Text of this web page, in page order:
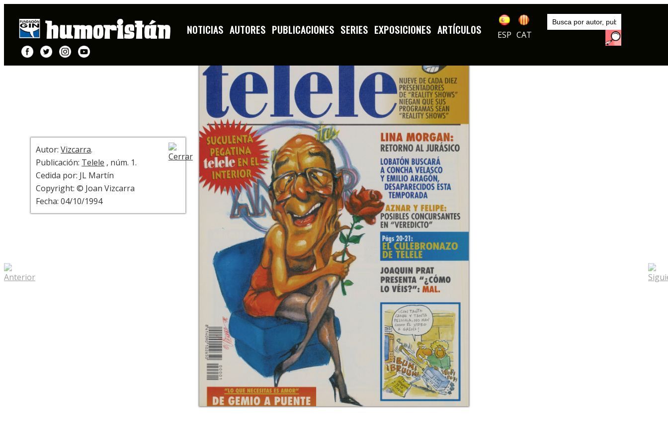
NOTICIAS AUTORES PUBLICACIONES SERIES EXPOSICIONES ARTÍCULOS ESP CAT
+ INFO
Autor:Vizcarra.
Publicación: Telele , núm. 1.
Cedida por: JL Martín
Copyright: © Joan Vizcarra
Fecha: 04/10/1994